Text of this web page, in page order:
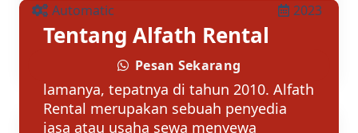
Automatic
2023
Pesan Sekarang
Tentang Alfath Rental
Alfath Rental berdiri sudah 10 tahun
lamanya, tepatnya di tahun 2010. Alfath
Rental merupakan sebuah penyedia
jasa atau usaha sewa menyewa